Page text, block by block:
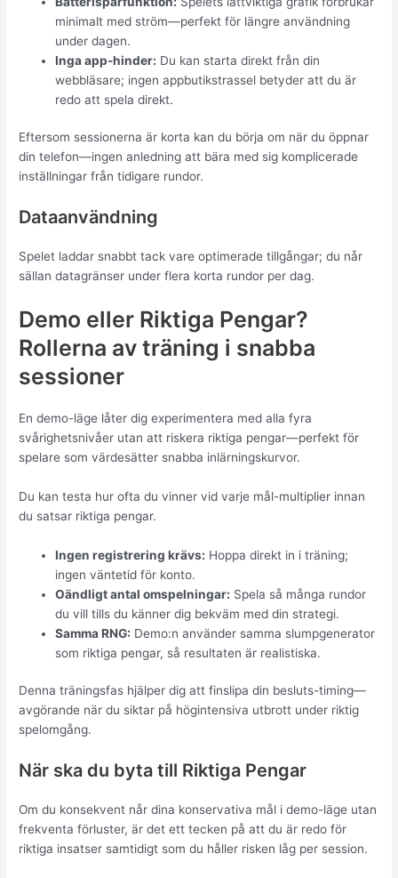
minimalt med ström—perfekt för längre användning
under dagen.
Inga app-hinder: Du kan starta direkt från din
webbläsare; ingen appbutikstrassel betyder att du är
redo att spela direkt.
Eftersom sessionerna är korta kan du börja om när du öppnar
din telefon—ingen anledning att bära med sig komplicerade
inställningar från tidigare rundor.
Dataanvändning
Spelet laddar snabbt tack vare optimerade tillgångar; du når
sällan datagränser under flera korta rundor per dag.
Demo eller Riktiga Pengar?
Rollerna av träning i snabba
sessioner
En demo-läge låter dig experimentera med alla fyra
svårighetsnivåer utan att riskera riktiga pengar—perfekt för
spelare som värdesätter snabba inlärningskurvor.
Du kan testa hur ofta du vinner vid varje mål-multiplier innan
du satsar riktiga pengar.
Ingen registrering krävs: Hoppa direkt in i träning;
ingen väntetid för konto.
Oändligt antal omspelningar: Spela så många rundor
du vill tills du känner dig bekväm med din strategi.
Samma RNG: Demo:n använder samma slumpgenerator
som riktiga pengar, så resultaten är realistiska.
Denna träningsfas hjälper dig att finslipa din besluts-timing—
avgörande när du siktar på högintensiva utbrott under riktig
spelomgång.
När ska du byta till Riktiga Pengar
Om du konsekvent når dina konservativa mål i demo-läge utan
frekventa förluster, är det ett tecken på att du är redo för
riktiga insatser samtidigt som du håller risken låg per session.